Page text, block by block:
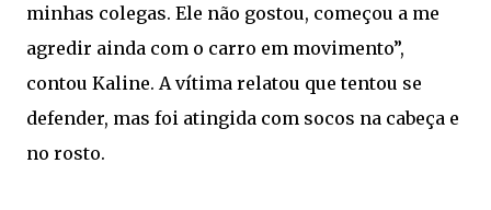
minhas colegas. Ele não gostou, começou a me
agredir ainda com o carro em movimento”,
contou Kaline. A vítima relatou que tentou se
defender, mas foi atingida com socos na cabeça e
no rosto.